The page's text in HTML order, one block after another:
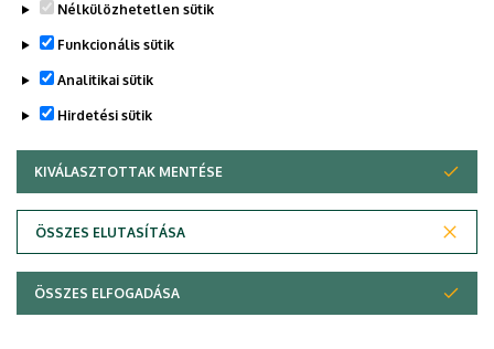
Adatvédelem
Copyright © 2026 Unideb
Nélkülözhetetlen sütik
Funkcionális sütik
Analitikai sütik
Hirdetési sütik
KIVÁLASZTOTTAK MENTÉSE
ÖSSZES ELUTASÍTÁSA
WITHDRAW CONSENT
ÖSSZES ELFOGADÁSA